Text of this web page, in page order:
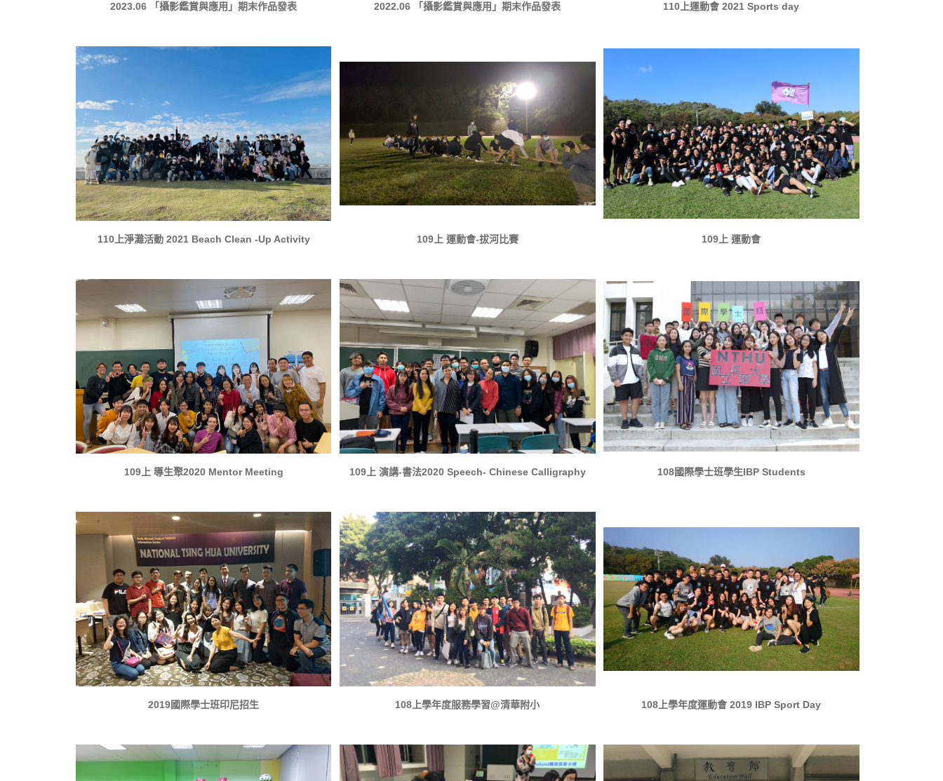
2023.06 「攝影鑑賞與應用」期末作品發表 2022.06 「攝影鑑賞與應用」期末作品發表 110上運動會 2021 Sports day
110上淨灘活動 2021 Beach Clean -Up Activity 109上 運動會-拔河比賽 109上 運動會
109上 導生聚2020 Mentor Meeting 109上 演講-書法2020 Speech- Chinese Calligraphy 108國際學士班學生IBP Students
2019國際學士班印尼招生 108上學年度服務學習@清華附小 108上學年度運動會 2019 IBP Sport Day